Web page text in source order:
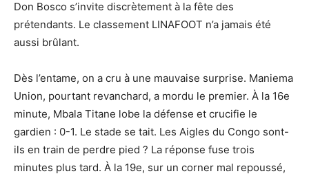
Don Bosco s’invite discrètement à la fête des
prétendants. Le classement LINAFOOT n’a jamais été
aussi brûlant.
Dès l’entame, on a cru à une mauvaise surprise. Maniema
Union, pourtant revanchard, a mordu le premier. À la 16e
minute, Mbala Titane lobe la défense et crucifie le
gardien : 0-1. Le stade se tait. Les Aigles du Congo sont-
ils en train de perdre pied ? La réponse fuse trois
minutes plus tard. À la 19e, sur un corner mal repoussé,